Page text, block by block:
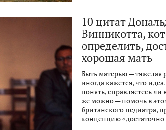
10 цитат
Винникотта,
определить,
хорошая мать
Быть матерью — тяжелая
иногда кажется, что
понять, справляетесь ли
же можно — помочь в
британского педиатра,
концепцию